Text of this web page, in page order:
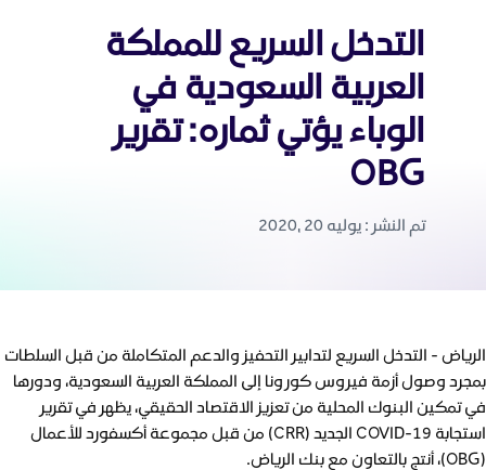
التدخل السريع للمملكة
العربية السعودية في
الوباء يؤتي ثماره: تقرير
OBG
تم النشر : يوليه 20 ,2020
الرياض - التدخل السريع لتدابير التحفيز والدعم المتكاملة من قبل السلطات
بمجرد وصول أزمة فيروس كورونا إلى المملكة العربية السعودية، ودورها
في تمكين البنوك المحلية من تعزيز الاقتصاد الحقيقي، يظهر في تقرير
استجابة COVID-19 الجديد (CRR) من قبل مجموعة أكسفورد للأعمال
(OBG)، أنتج بالتعاون مع بنك الرياض.